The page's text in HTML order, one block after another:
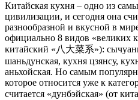
Китайская кухня – одно из
цивилизации, и сегодня она
разнообразной и вкусной в
официально 8 видов «великих
китайский «八大菜系»):
шаньдунская, кухня цзянсу,
аньхойская. Но самым
которое относится уже к
считается «дунбэйская» (от